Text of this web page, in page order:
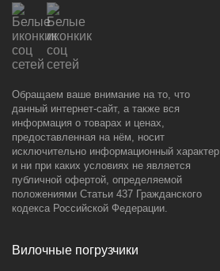
Обращаем ваше внимание на то, что
данный интернет-сайт, а также вся
информация о товарах и ценах,
предоставленная на нём, носит
исключительно информационный характер
и ни при каких условиях не является
публичной офертой, определяемой
положениями Статьи 437 Гражданского
кодекса Российской Федерации.
Вилочные погрузчики